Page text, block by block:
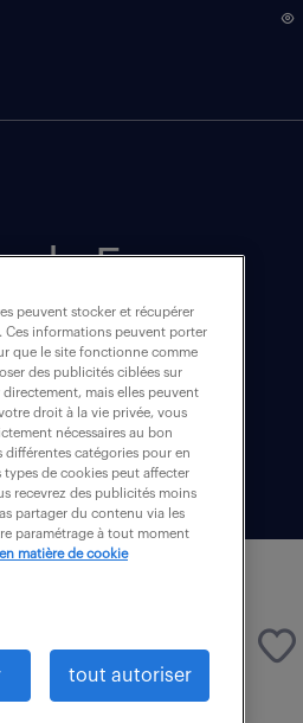
de-France
intérim (1)
peuvent stocker et récupérer
Ces informations peuvent porter
que le site fonctionne comme
des publicités ciblées sur
mais elles peuvent
droit à la vie privée, vous
nécessaires au bon
différentes catégories pour en
de cookies peut affecter
recevrez des publicités moins
partager du contenu via les
paramétrage à tout moment
matière de cookie
tout autoriser